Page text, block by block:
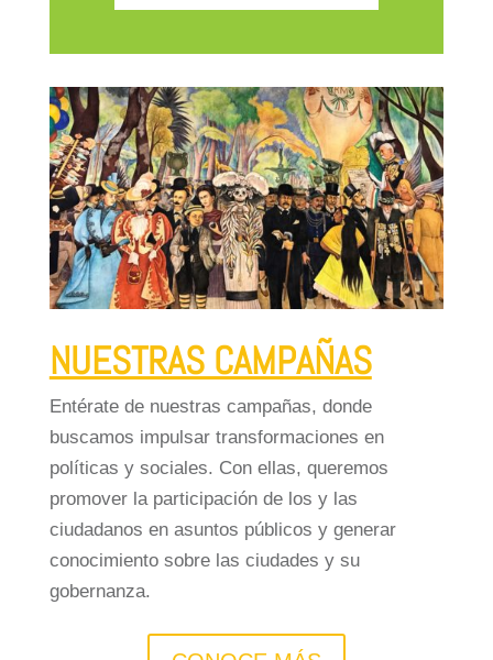
NUESTRAS CAMPAÑAS
Entérate de nuestras campañas, donde
buscamos impulsar transformaciones en
políticas y sociales. Con ellas, queremos
promover la participación de los y las
ciudadanos en asuntos públicos y generar
conocimiento sobre las ciudades y su
gobernanza.